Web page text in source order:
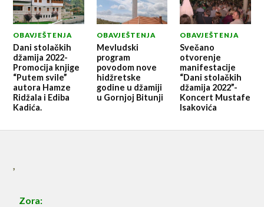
OBAVJEŠTENJA
Dani stolačkih
džamija 2022-
Promocija knjige
“Putem svile”
autora Hamze
Ridžala i Ediba
Kadića.
OBAVJEŠTENJA
Mevludski
program
povodom nove
hidžretske
godine u džamiji
u Gornjoj Bitunji
OBAVJEŠTENJA
Svečano
otvorenje
manifestacije
“Dani stolačkih
džamija 2022”-
Koncert Mustafe
Isakovića
,
Zora: